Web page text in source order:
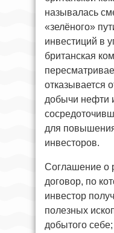
называлась
«зелёного»
инвестиций в
британская
отказывается
добычи нефти
для
инвесторов.
Соглашение о
договор, по
инвестор
полезных
добытого себе;